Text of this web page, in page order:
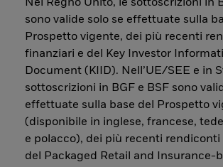
Nel Regno Unito, le sottoscrizioni in
sono valide solo se effettuate sulla
Prospetto vigente, dei più recenti
finanziari e del Key Investor
Document (KIID). Nell’UE/SEE e in
sottoscrizioni in BGF e BSF sono
effettuate sulla base del Prospetto
(disponibile in inglese, francese,
e polacco), dei più recenti rendiconti
del Packaged Retail and Insurance-